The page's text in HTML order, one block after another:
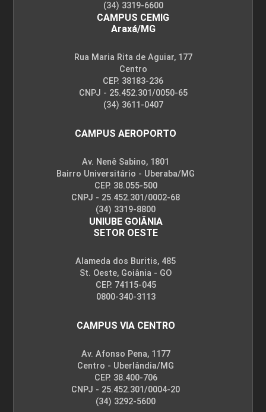
(34) 3319-6600
CAMPUS CEMIG
Araxá/MG
Rua Maria Rita de Aguiar, 177
Centro
CEP. 38183-236
CNPJ - 25.452.301/0050-65
(34) 3611-0407
CAMPUS AEROPORTO
Av. Nenê Sabino, 1801
Bairro Universitário - Uberaba/MG
CEP. 38.055-500
CNPJ - 25.452.301/0002-68
(34) 3319-8800
UNIUBE GOIÂNIA
SETOR OESTE
Alameda dos Buritis, 485
St. Oeste, Goiânia - GO
CEP. 74115-045
0800-340-3113
CAMPUS VIA CENTRO
Av. Afonso Pena, 1177
Centro - Uberlândia/MG
CEP. 38.400-706
CNPJ - 25.452.301/0004-20
(34) 3292-5600